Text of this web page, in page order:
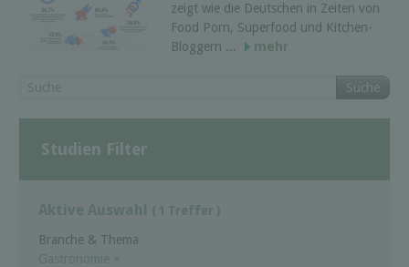
zeigt wie die Deutschen in Zeiten von
Food Porn, Superfood und Kitchen-
Bloggern ...
mehr
Suche
Studien Filter
Aktive Auswahl ( 1 Treffer )
Branche & Thema
Gastronomie ×